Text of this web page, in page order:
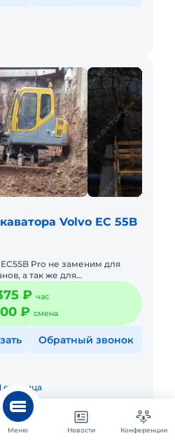
Volvo EC 55B
Pro не заменим для
а так же для
полноценн
₽ час
₽ смена
Обратный звонок
единица
Меню Новости Конференции